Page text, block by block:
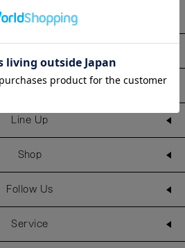
Information
Line Up
Shop
Follow Us
Service